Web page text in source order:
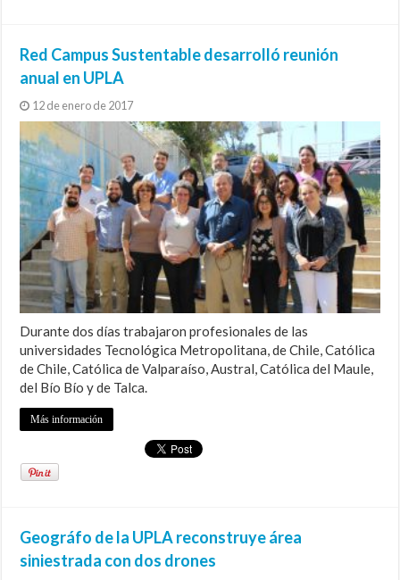
Red Campus Sustentable desarrolló reunión
anual en UPLA
12 de enero de 2017
Durante dos días trabajaron profesionales de las
universidades Tecnológica Metropolitana, de Chile, Católica
de Chile, Católica de Valparaíso, Austral, Católica del Maule,
del Bío Bío y de Talca.
Más información
Geográfo de la UPLA reconstruye área
siniestrada con dos drones